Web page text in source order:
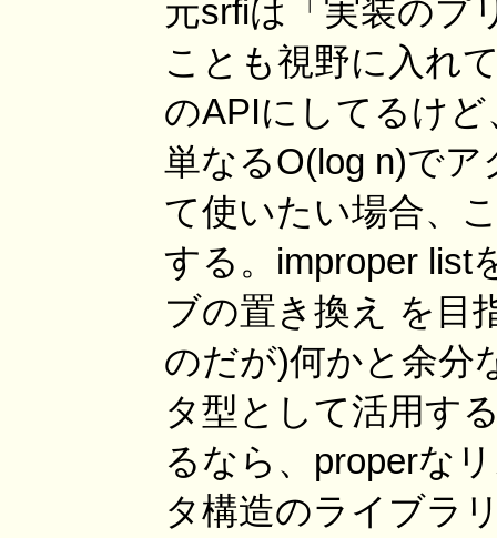
元srfiは「実装のプ
ことも視野に入れ
のAPIにしてるけ
単なるO(log n)で
て使いたい場合、
する。improper list
ブの置き換え を目
のだが)何かと余分
タ型として活用す
るなら、properな
タ構造のライブラ